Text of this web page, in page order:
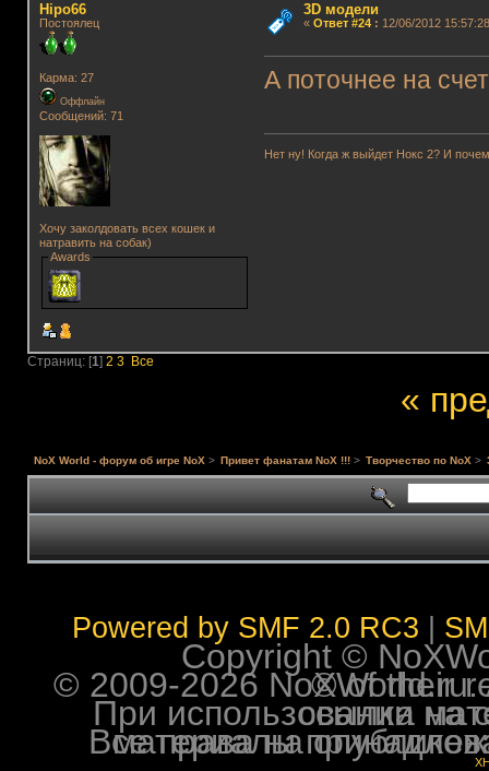
Hipo66
Постоялец
Карма: 27
Оффлайн
Сообщений: 71
Хочу заколдовать всех кошек и
натравить на собак)
Awards
3D модели
« Ответ #24: 12/06/2012
А поточнее на
Нет ну! Когда ж выйдет Нокс 2? И
Страниц: [1] 2 3 Все
«
NoX World - форум об игре NoX> Привет фанатам NoX !!! > Творчество по NoX >
Powered by SMF 2.0 RC3
Copyright ©
© 2009-2026 NoXWorld.ru. All
При использовании
Все права на опубликованные на форуме